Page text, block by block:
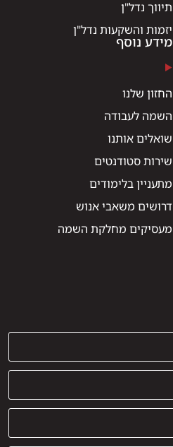
תיווך נדל"ן
יזמות והשקעות נדל"ן
מידע נוסף
החזון שלנו
השמה לעבודה
שואלים אותנו
שירות סטודנטים
מתעניין בלימודים
דרושים משאבי אנוש
מעסיקים מחלקת השמה